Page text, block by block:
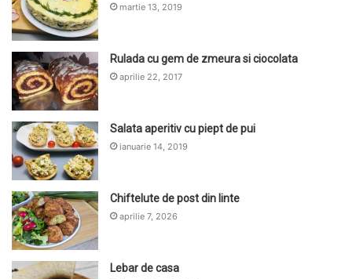
martie 13, 2019
Rulada cu gem de zmeura si ciocolata
aprilie 22, 2017
Salata aperitiv cu piept de pui
ianuarie 14, 2019
Chiftelute de post din linte
aprilie 7, 2026
Lebar de casa